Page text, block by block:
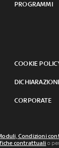
PROGRAMMI
COOKIE
CORPORATE
Condizioni
contrattuali o